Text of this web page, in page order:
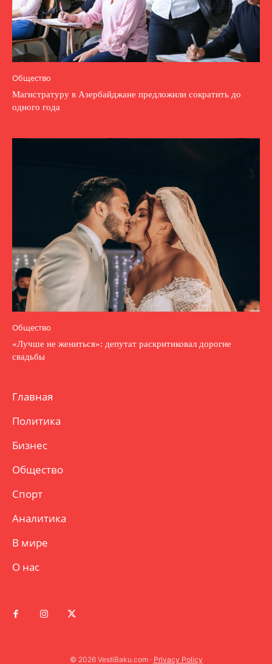
Общество
Магистратуру в Азербайджане предложили сократить до
одного года
Общество
«Лучше не жениться»: депутат раскритиковал дорогие
свадьбы
Главная
Политика
Бизнес
Общество
Спорт
Аналитика
В мире
О нас
© 2026 VestiBaku.com · Privacy Policy